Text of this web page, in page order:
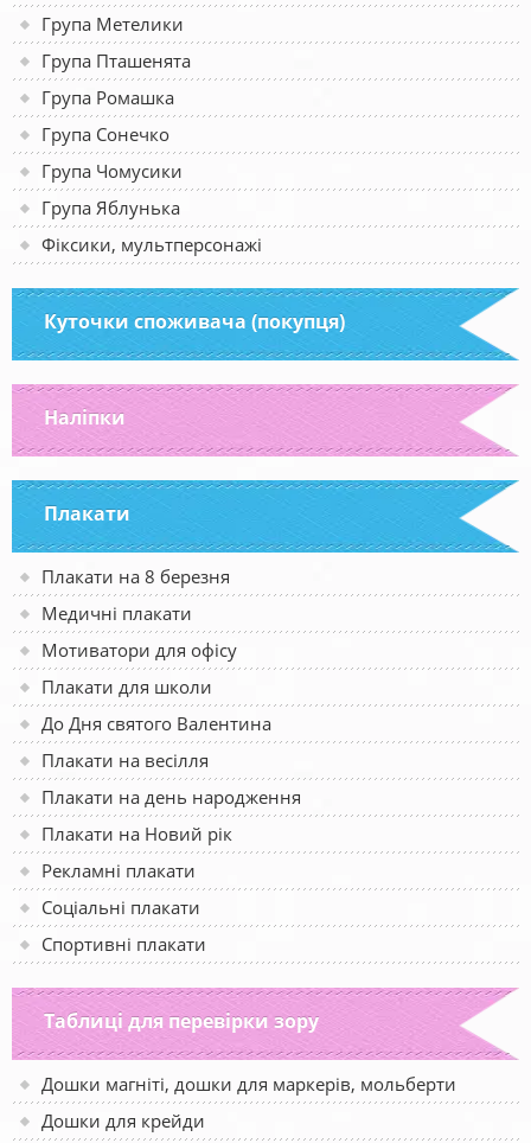
Група Метелики
Група Пташенята
Група Ромашка
Група Сонечко
Група Чомусики
Група Яблунька
Фіксики, мультперсонажі
Куточки споживача (покупця)
Наліпки
Плакати
Плакати на 8 березня
Медичні плакати
Мотиватори для офісу
Плакати для школи
До Дня святого Валентина
Плакати на весілля
Плакати на день народження
Плакати на Новий рік
Рекламні плакати
Соціальні плакати
Спортивні плакати
Таблиці для перевірки зору
Дошки магніті, дошки для маркерів, мольберти
Дошки для крейди